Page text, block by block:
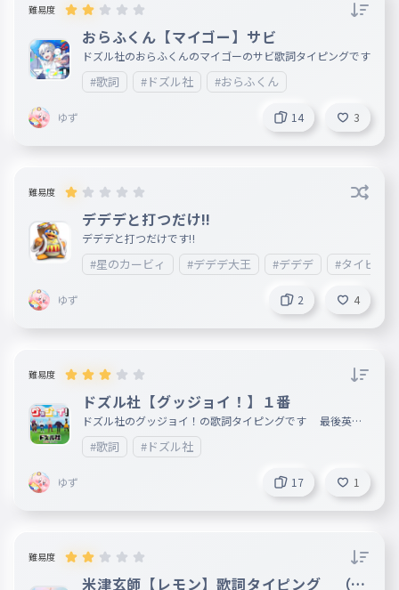
難易度
おらふくん【マイゴー】サビ
ドズル社のおらふくんのマイゴーのサビ歌詞タイピングです
#歌詞 #ドズル社 #おらふくん
ゆず 14 3
難易度
デデデと打つだけ‼
デデデと打つだけです‼
#星のカービィ #デデデ大王 #デデデ #タイピング
ゆず 2 4
難易度
ドズル社【グッジョイ！】１番
ドズル社のグッジョイ！の歌詞タイピングです 最後英語
あります
#歌詞 #ドズル社
ゆず 17 1
難易度
米津玄師【レモン】歌詞タイピング （1